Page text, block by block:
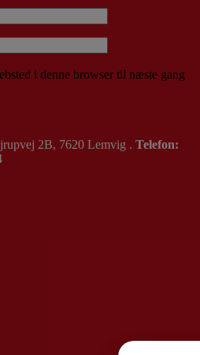
i denne browser til næste gang
2B, 7620 Lemvig . Telefon: